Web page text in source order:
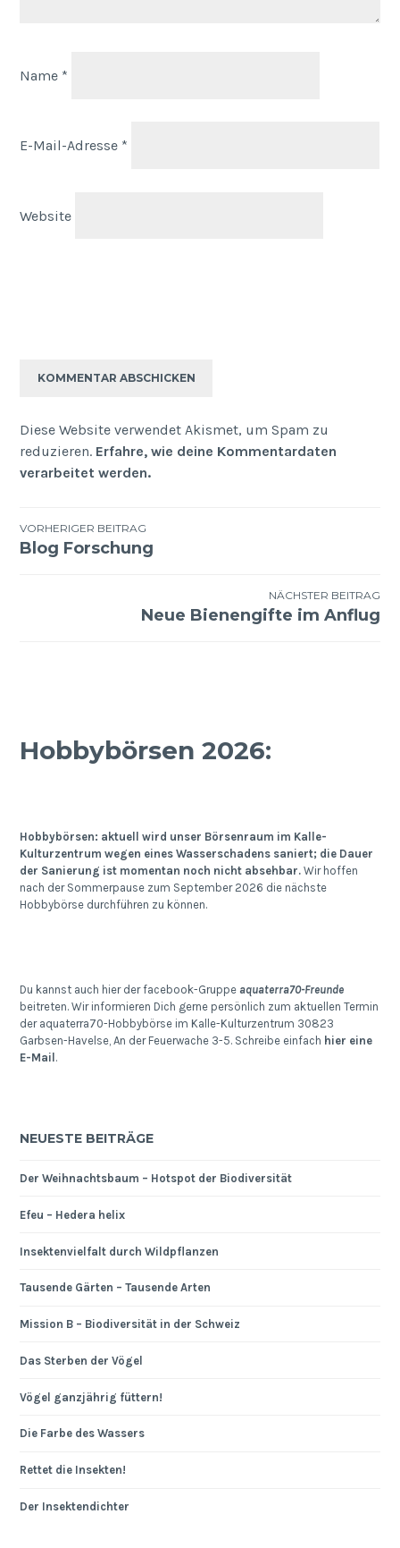
Name *
E-Mail-Adresse *
Website
Diese Website verwendet Akismet, um Spam zu
reduzieren. Erfahre, wie deine Kommentardaten
verarbeitet werden.
Beitragsnavigation
VORHERIGER BEITRAG
Blog Forschung
NÄCHSTER BEITRAG
Neue Bienengifte im Anflug
Hobbybörsen 2026:
Hobbybörsen: aktuell wird unser Börsenraum im Kalle-
Kulturzentrum wegen eines Wasserschadens saniert; die Dauer
der Sanierung ist momentan noch nicht absehbar. Wir hoffen
nach der Sommerpause zum September 2026 die nächste
Hobbybörse durchführen zu können.
Du kannst auch hier der facebook-Gruppeaquaterra70-Freunde
beitreten. Wir informieren Dich gerne persönlich zum aktuellen Termin
der aquaterra70-Hobbybörse im Kalle-Kulturzentrum 30823
Garbsen-Havelse, An der Feuerwache 3-5. Schreibe einfach hier eine
E-Mail .
NEUESTE BEITRÄGE
Der Weihnachtsbaum – Hotspot der Biodiversität
Efeu – Hedera helix
Insektenvielfalt durch Wildpflanzen
Tausende Gärten – Tausende Arten
Mission B – Biodiversität in der Schweiz
Das Sterben der Vögel
Vögel ganzjährig füttern!
Die Farbe des Wassers
Rettet die Insekten!
Der Insektendichter